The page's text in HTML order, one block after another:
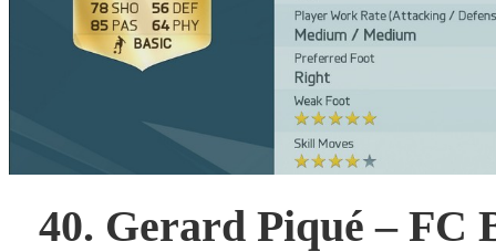
40. Gerard Piqué – FC